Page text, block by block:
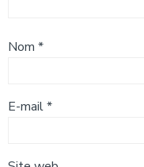
Nom *
E-mail*